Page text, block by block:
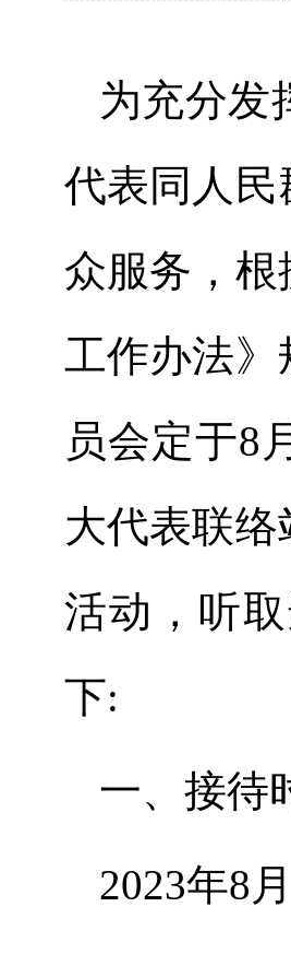
为充分发
代表同人
众服务，
工作办法
员会定于8
大代表联
活动，听
下:
一、接待
2023年8